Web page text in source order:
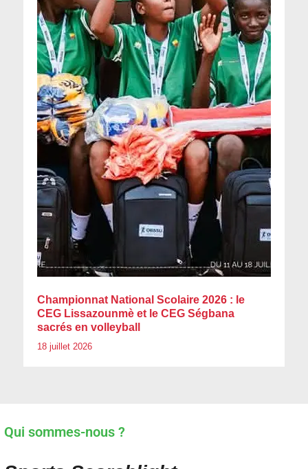
Championnat National Scolaire 2026 : le
CEG Lissazounmè et le CEG Ségbana
sacrés en volleyball
18 juillet 2026
Qui sommes-nous ?